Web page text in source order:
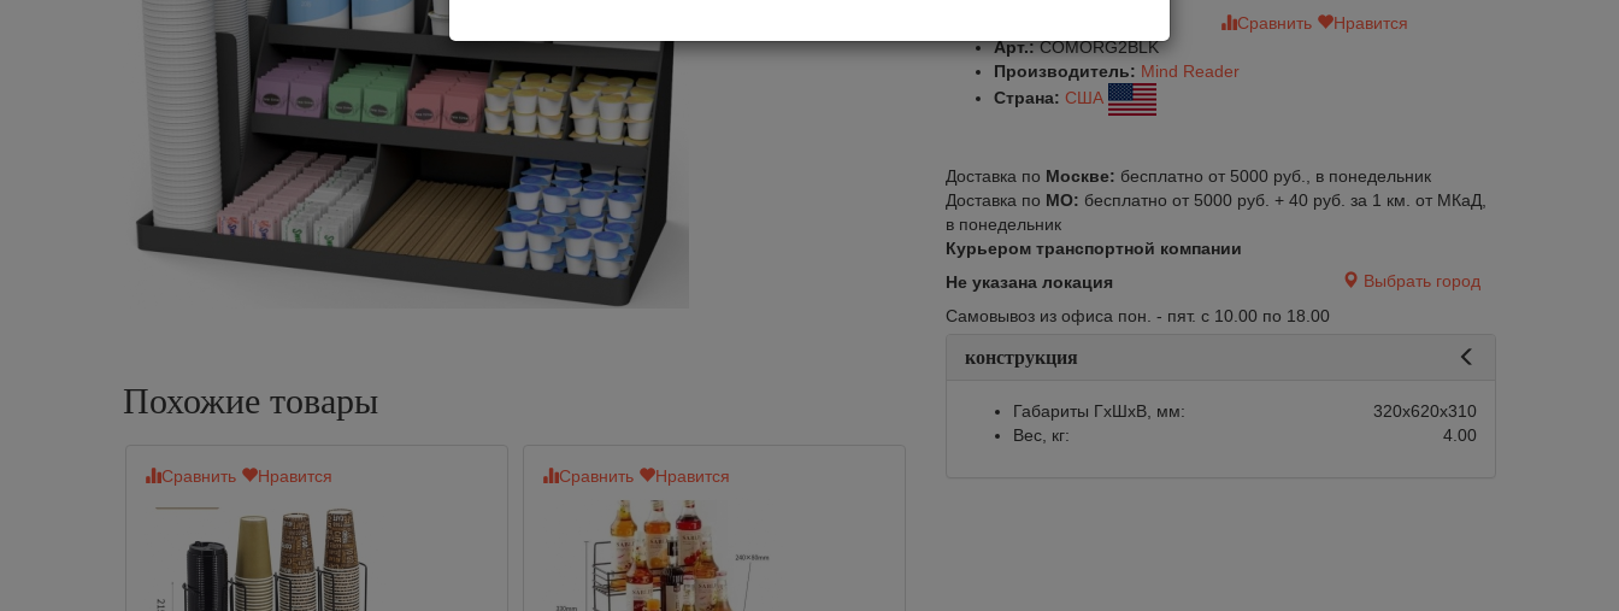
Похожие товары
Сравнить Нравится Сравнить Нравится
Сравнить
Нравится
Арт.: COMORG2BLK
Производитель: Mind Reader
Страна: США
Доставка по Москве: бесплатно от 5000 руб., в понедельник
Доставка по МО: бесплатно от 5000 руб. + 40 руб. за 1 км. от МКаД,
в понедельник
Курьером транспортной компании
Не указана локация
Выбрать город
Самовывоз из офиса пон. - пят. с 10.00 по 18.00
конструкция
Габариты ГхШхВ, мм:
320х620х310
Вес, кг:
4.00